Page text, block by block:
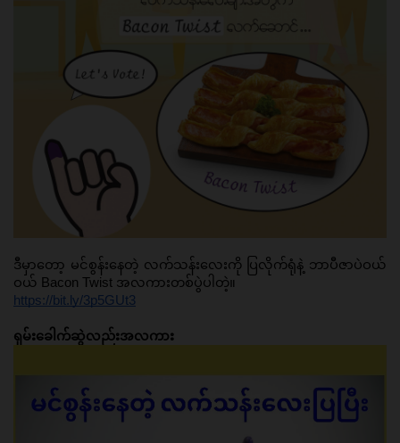
ဒီမှာတော့ မင်စွန်းနေတဲ့ လက်သန်းလေးကို ပြလိုက်ရုံနဲ့ ဘာပီဇာပဲဝယ်
ဝယ် Bacon Twist အလကားတစ်ပွဲပါတဲ့။
https://bit.ly/3p5GUt3
ရှမ်းခေါက်ဆွဲလည်းအလကား